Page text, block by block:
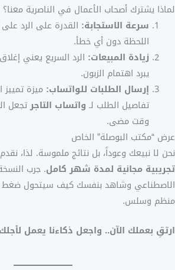
لماذا يشترك أصحاب الأعمال في الناصرية معنا؟
سرعة الاستجابة:
اللحظة دون أي خطأ.
زيادة المبيعات: الرد السريع يعني
يبرد اهتمام الزبون.
إرسال الطلبات للواتساب: ميزة تمييز
تفاصيل الطلب لـ واتساب التاجرتجعل
وقت مضى.
عرض “مكتب البوصلة” الخاص
نحن لا نبيعك وعوداً، بل نتائج ملموسة. لذا،
تجريبية مجانية لمدة شهر كامل. جرب
الاصطناعي وشاهد بنفسك كيف سيتحول ضغط
منظم وسلس.
ارتقِ بعملك الآن.. واجعل ذكاءنا يعمل